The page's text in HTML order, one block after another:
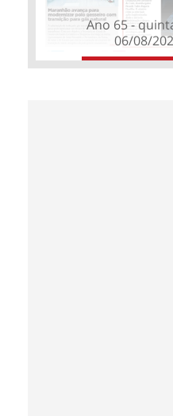
Ano 65 -
06/08/